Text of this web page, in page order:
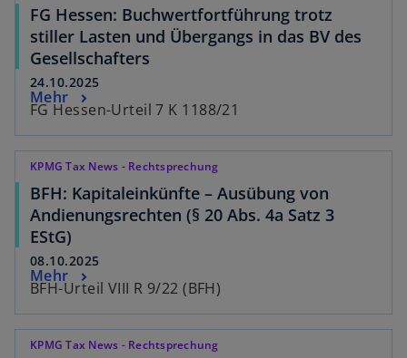
FG Hessen: Buchwertfortführung trotz
stiller Lasten und Übergangs in das BV des
Gesellschafters
24.10.2025
FG Hessen-Urteil 7 K 1188/21
Mehr
KPMG Tax News - Rechtsprechung
BFH: Kapitaleinkünfte – Ausübung von
Andienungsrechten (§ 20 Abs. 4a Satz 3
EStG)
08.10.2025
BFH-Urteil VIII R 9/22 (BFH)
Mehr
KPMG Tax News - Rechtsprechung